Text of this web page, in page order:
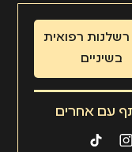
רשלנות רפואית
בשיניים
עם אחרים